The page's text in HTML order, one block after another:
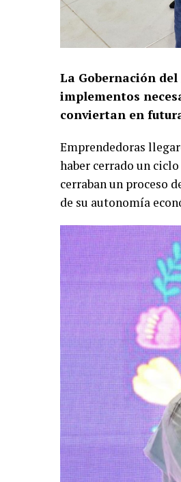
La Gobernación
implementos
conviertan en
Emprendedoras
haber cerrado un
cerraban un proceso
de su autonomía